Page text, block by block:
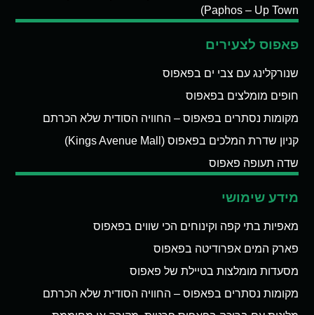
Paphos – Up Town)
פאפוס לצעירים
שנורקלינג עם צבי ים בפאפוס
חופים מומלצים בפאפוס
מקומות נסתרים בפאפוס – החוויה הסודית שלא הכרתם
קניון שדרת המלכים בפאפוס (Kings Avenue Mall)
שדה תעופה פאפוס
מידע שימושי
מאפיות בתי קפה וקינוחים הכי שווים בפאפוס
פארק המים אפרודיטה בפאפוס
מסעדות מומלצות בטיילת של פאפוס
מקומות נסתרים בפאפוס – החוויה הסודית שלא הכרתם